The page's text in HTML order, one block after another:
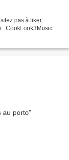
pas à liker,
: CookLook3Music :